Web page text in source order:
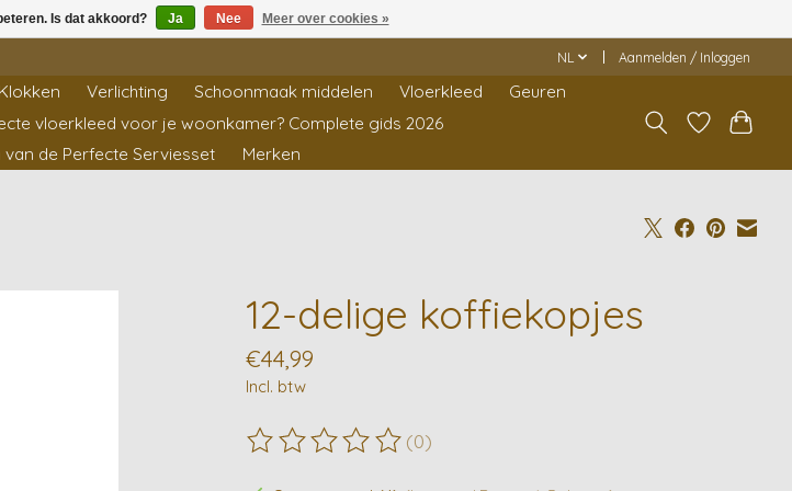
NL Aanmelden / Inloggen
Verlichting Schoonmaak middelen Vloerkleed
Geuren
vloerkleed voor je woonkamer? Complete gids 2026
van de Perfecte Serviesset
Merken
12-delige koffiekopjes
€44,99
Incl. btw
De beoordeling van dit product is
(0)
Is dat akkoord? Ja Nee Meer over cookies »